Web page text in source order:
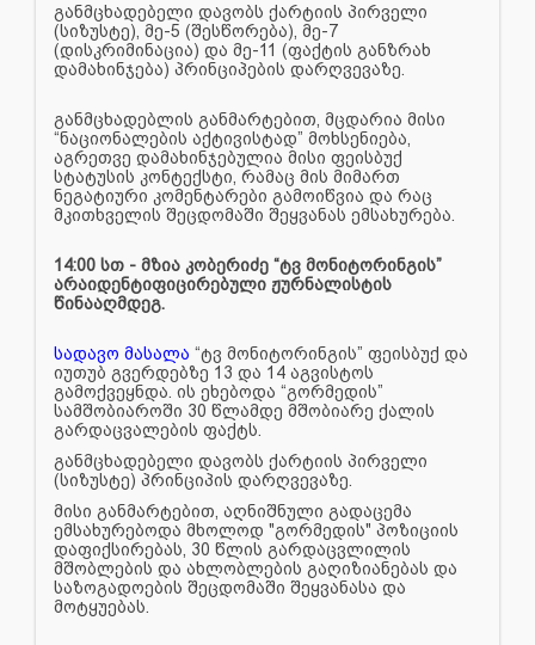
განმცხადებელი დავობს ქარტიის პირველი
(სიზუსტე), მე-5 (შესწორება), მე-7
(დისკრიმინაცია) და მე-11 (ფაქტის განზრახ
დამახინჯება) პრინციპების დარღვევაზე.
განმცხადებლის განმარტებით, მცდარია მისი
“ნაციონალების აქტივისტად” მოხსენიება,
აგრეთვე დამახინჯებულია მისი ფეისბუქ
სტატუსის კონტექსტი, რამაც მის მიმართ
ნეგატიური კომენტარები გამოიწვია და რაც
მკითხველის შეცდომაში შეყვანას ემსახურება.
14:00 სთ - მზია კობერიძე “ტვ მონიტორინგის”
არაიდენტიფიცირებული ჟურნალისტის
წინააღმდეგ.
სადავო მასალა “ტვ მონიტორინგის” ფეისბუქ და
იუთუბ გვერდებზე 13 და 14 აგვისტოს
გამოქვეყნდა. ის ეხებოდა “გორმედის”
სამშობიაროში 30 წლამდე მშობიარე ქალის
გარდაცვალების ფაქტს.
განმცხადებელი დავობს ქარტიის პირველი
(სიზუსტე) პრინციპის დარღვევაზე.
მისი განმარტებით, აღნიშნული გადაცემა
ემსახურებოდა მხოლოდ "გორმედის" პოზიციის
დაფიქსირებას, 30 წლის გარდაცვლილის
მშობლების და ახლობლების გაღიზიანებას და
საზოგადოების შეცდომაში შეყვანასა და
მოტყუებას.